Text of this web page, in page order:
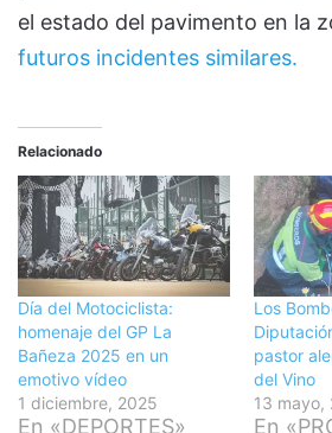
el estado del pavimento en la
futuros incidentes similares.
Relacionado
Día del Motociclista:
homenaje del GP La
Bañeza 2025 en un
emotivo vídeo
1 diciembre, 2025
En «DEPORTES»
Los
pastor
del Vino
13 mayo,
En